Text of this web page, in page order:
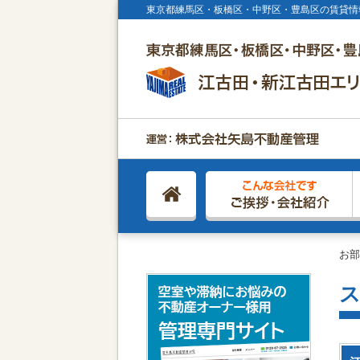
東京都練馬区・板橋区・中野区・豊島区の賃貸
お